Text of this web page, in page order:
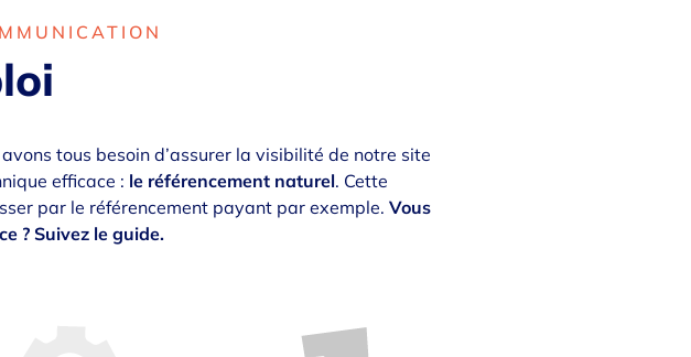
tous besoin d’assurer la visibilité de notre site
efficace : le référencement naturel. Cette
par le référencement payant par exemple.Vous
? Suivez le guide.